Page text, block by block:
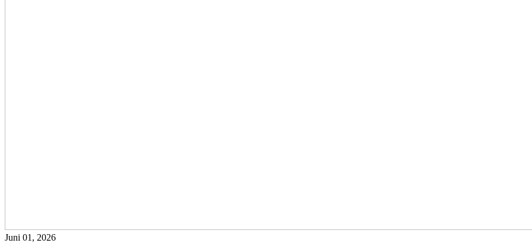
Juni 01, 2026